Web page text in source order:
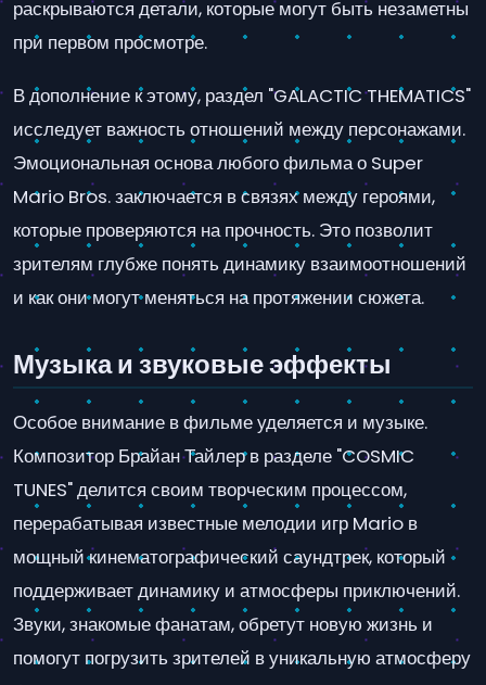
раскрываются детали, которые могут быть незаметны
при первом просмотре.
В дополнение к этому, раздел "GALACTIC THEMATICS"
исследует важность отношений между персонажами.
Эмоциональная основа любого фильма о Super
Mario Bros. заключается в связях между героями,
которые проверяются на прочность. Это позволит
зрителям глубже понять динамику взаимоотношений
и как они могут меняться на протяжении сюжета.
Музыка и звуковые эффекты
Особое внимание в фильме уделяется и музыке.
Композитор Брайан Тайлер в разделе "COSMIC
TUNES" делится своим творческим процессом,
перерабатывая известные мелодии игр Mario в
мощный кинематографический саундтрек, который
поддерживает динамику и атмосферы приключений.
Звуки, знакомые фанатам, обретут новую жизнь и
помогут погрузить зрителей в уникальную атмосферу